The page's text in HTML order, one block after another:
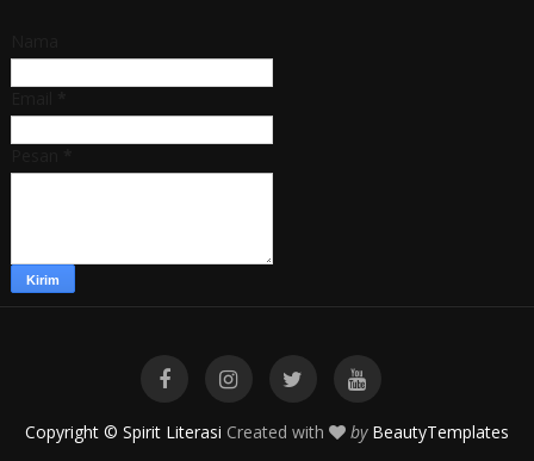
Copyright © Spirit Literasi Created with by BeautyTemplates